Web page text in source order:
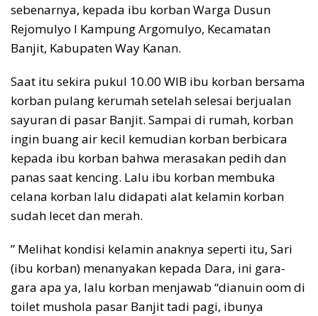
sebenarnya, kepada ibu korban Warga Dusun
Rejomulyo I Kampung Argomulyo, Kecamatan
Banjit, Kabupaten Way Kanan.
Saat itu sekira pukul 10.00 WIB ibu korban bersama
korban pulang kerumah setelah selesai berjualan
sayuran di pasar Banjit. Sampai di rumah, korban
ingin buang air kecil kemudian korban berbicara
kepada ibu korban bahwa merasakan pedih dan
panas saat kencing. Lalu ibu korban membuka
celana korban lalu didapati alat kelamin korban
sudah lecet dan merah.
” Melihat kondisi kelamin anaknya seperti itu, Sari
(ibu korban) menanyakan kepada Dara, ini gara-
gara apa ya, lalu korban menjawab “dianuin oom di
toilet mushola pasar Banjit tadi pagi, ibunya